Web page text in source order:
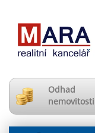
Odhad
nemovitosti